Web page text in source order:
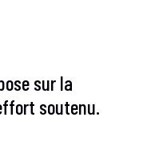
sur la
soutenu.